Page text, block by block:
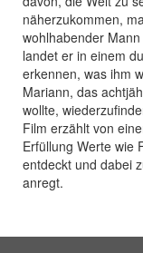
näherzukommen,
wohlhabender
landet er in einem
erkennen, was ihm
Mariann, das
wollte,
Film erzählt von
Erfüllung Werte wie
entdeckt und dabei
anregt.